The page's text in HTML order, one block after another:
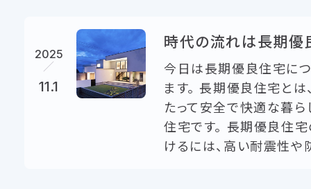
2025
11.1
時代の流れは長期優
今日は長期優良住宅に
ます。 長期優良住宅とは
たって安全で快適な暮ら
住宅です。 長期優良住
けるには、高い耐震性や